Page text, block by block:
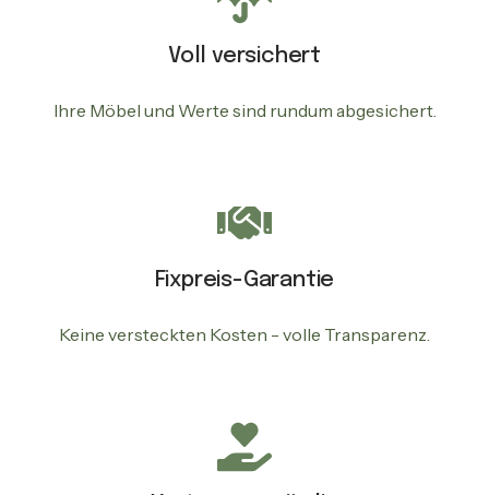
Voll versichert
Ihre Möbel und Werte sind rundum abgesichert.
Fixpreis-Garantie
Keine versteckten Kosten - volle Transparenz.